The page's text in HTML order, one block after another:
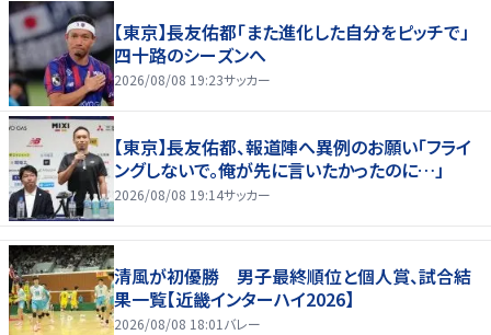
【東京】長友佑都「また進化した自分をピッチで」
四十路のシーズンへ
2026/08/08 19:23サッカー
【東京】長友佑都、報道陣へ異例のお願い「フライ
ングしないで。俺が先に言いたかったのに…」
2026/08/08 19:14サッカー
清風が初優勝 男子最終順位と個人賞、試合結
果一覧【近畿インターハイ2026】
2026/08/08 18:01 バレー